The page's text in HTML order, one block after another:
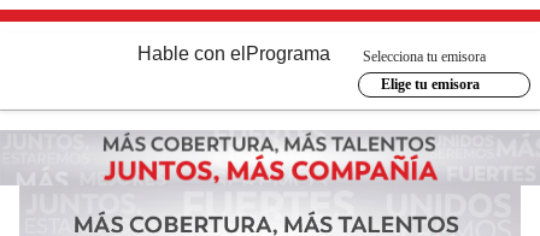
Hable con el Programa
Selecciona tu emisora
Elige tu emisora